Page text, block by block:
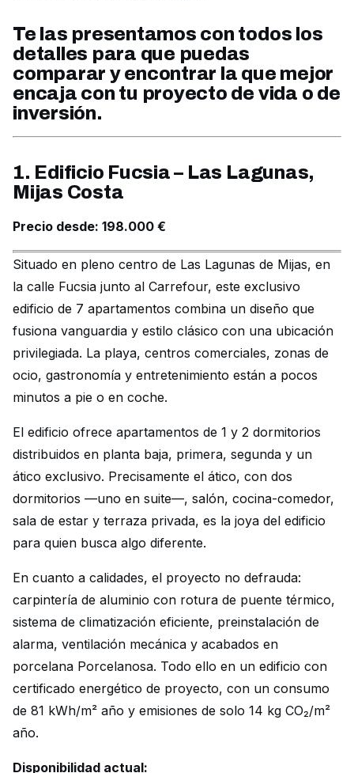
Te las presentamos con todos los
detalles para que puedas
comparar y encontrar la que mejor
encaja con tu proyecto de vida o de
inversión.
1. Edificio Fucsia – Las Lagunas,
Mijas Costa
Precio desde: 198.000 €
Situado en pleno centro de Las Lagunas de Mijas, en
la calle Fucsia junto al Carrefour, este exclusivo
edificio de 7 apartamentos combina un diseño que
fusiona vanguardia y estilo clásico con una ubicación
privilegiada. La playa, centros comerciales, zonas de
ocio, gastronomía y entretenimiento están a pocos
minutos a pie o en coche.
El edificio ofrece apartamentos de 1 y 2 dormitorios
distribuidos en planta baja, primera, segunda y un
ático exclusivo. Precisamente el ático, con dos
dormitorios —uno en suite—, salón, cocina-comedor,
sala de estar y terraza privada, es la joya del edificio
para quien busca algo diferente.
En cuanto a calidades, el proyecto no defrauda:
carpintería de aluminio con rotura de puente térmico,
sistema de climatización eficiente, preinstalación de
alarma, ventilación mecánica y acabados en
porcelana Porcelanosa. Todo ello en un edificio con
certificado energético de proyecto, con un consumo
de 81 kWh/m² año y emisiones de solo 14 kg CO₂/m²
año.
Disponibilidad actual: